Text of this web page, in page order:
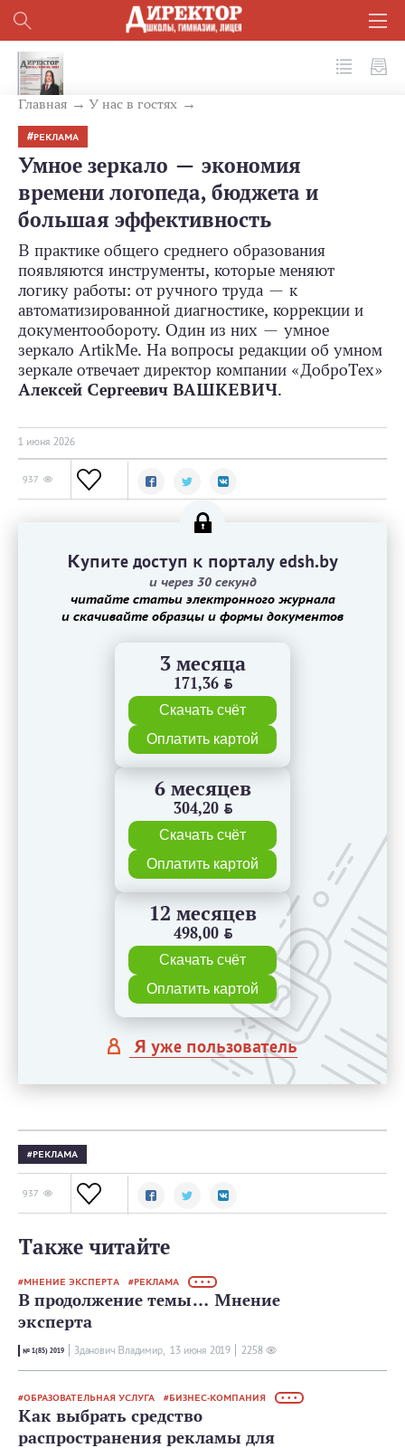
Главная У нас в гостях
РЕКЛАМА
Умное зеркало — экономия
времени логопеда, бюджета и
большая эффективность
В практике общего среднего образования
появляются инструменты, которые меняют
логику работы: от ручного труда — к
автоматизированной диагностике, коррекции и
документообороту. Один из них — умное
зеркало ArtikMe. На вопросы редакции об умном
зеркале отвечает директор компании «ДоброТех»
Алексей Сергеевич ВАШКЕВИЧ.
1 июня 2026
937
Купите доступ к порталу edsh.by
и через 30 секунд
читайте статьи электронного журнала
и скачивайте образцы и формы документов
3 месяца
171,36 BYN
Скачать счёт
Оплатить картой
6 месяцев
304,20 BYN
Скачать счёт
Оплатить картой
12 месяцев
498,00 BYN
Скачать счёт
Оплатить картой
Я уже пользователь
РЕКЛАМА
937
Также читайте
МНЕНИЕ ЭКСПЕРТА РЕКЛАМА • • •
В продолжение темы… Мнение
эксперта
№ 1(85) 2019 Зданович Владимир, 13 июня 2019 2258
ОБРАЗОВАТЕЛЬНАЯ УСЛУГА БИЗНЕС-КОМПАНИЯ • • •
Как выбрать средство
распространения рекламы для